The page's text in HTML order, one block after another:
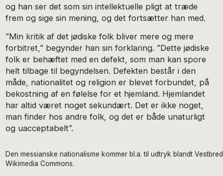
og han ser det som sin intellektuelle pligt at træde
frem og sige sin mening, og det fortsætter han med.
”Min kritik af det jødiske folk bliver mere og mere
forbitret,” begynder han sin forklaring. ”Dette jødiske
folk er behæftet med en defekt, som man kan spore
helt tilbage til begyndelsen. Defekten består i den
måde, nationalitet og religion er blevet forbundet, på
bekostning af en følelse for et hjemland. Hjemlandet
har altid været noget sekundært. Det er ikke noget,
man finder hos andre folk, og det er både unaturligt
og uacceptabelt”.
Den messianske nationalisme kommer bl.a. til udtryk blandt
Wikimedia Commons.